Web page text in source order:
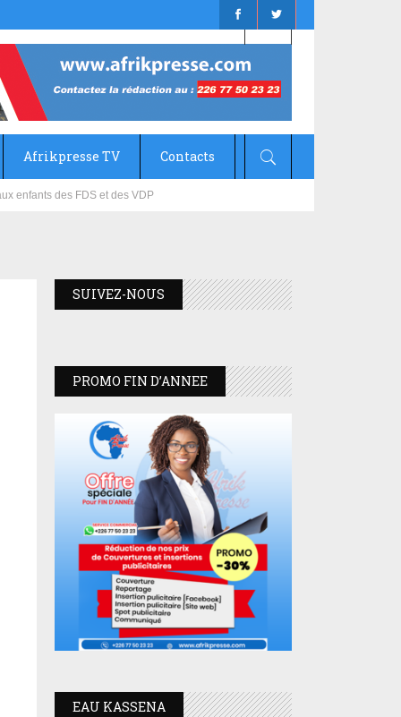
Afrikpresse TV Contacts
SUIVEZ-NOUS
PROMO FIN D’ANNEE
EAU KASSENA